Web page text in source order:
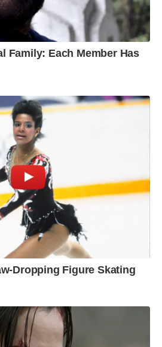
Family: Each Member Has
Figure Skating